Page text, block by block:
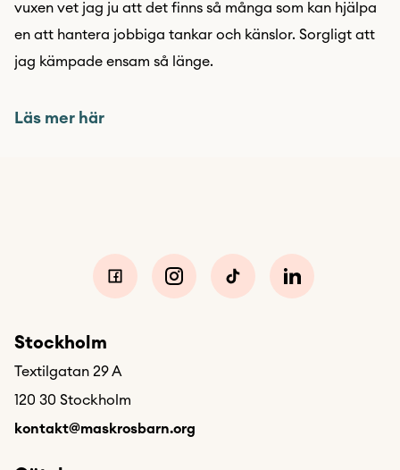
vuxen vet jag ju att det finns så många som kan hjälpa
en att hantera jobbiga tankar och känslor. Sorgligt att
jag kämpade ensam så länge.
Läs mer här
Stockholm
Textilgatan 29 A
120 30 Stockholm
kontakt@maskrosbarn.org